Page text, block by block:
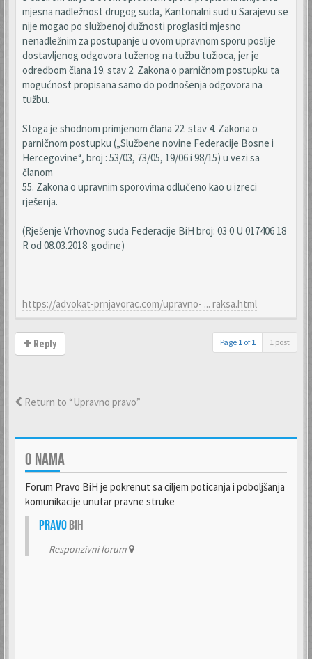
mjesna nadležnost drugog suda, Kantonalni sud u Sarajevu se
nije mogao po službenoj dužnosti proglasiti mjesno
nenadležnim za postupanje u ovom upravnom sporu poslije
dostavljenog odgovora tuženog na tužbu tužioca, jer je
odredbom člana 19. stav 2. Zakona o parničnom postupku ta
mogućnost propisana samo do podnošenja odgovora na
tužbu.
Stoga je shodnom primjenom člana 22. stav 4. Zakona o
parničnom postupku („Službene novine Federacije Bosne i
Hercegovine“, broj : 53/03, 73/05, 19/06 i 98/15) u vezi sa
članom
55. Zakona o upravnim sporovima odlučeno kao u izreci
rješenja.
(Rješenje Vrhovnog suda Federacije BiH broj: 03 0 U 017406 18
R od 08.03.2018. godine)
https://advokat-prnjavorac.com/upravno- ... raksa.html
Reply Page 1 of1 1 post
Return to “Upravno pravo”
O NAMA
Forum Pravo BiH je pokrenut sa ciljem poticanja i poboljšanja
komunikacije unutar pravne struke
PravoBiH
Responzivni forum